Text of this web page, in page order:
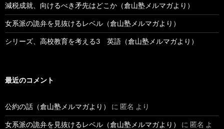
減税成就、向けるべき矛先はどこか（倉山塾メルマガより）
女系派の詭弁を見抜けるレベル（倉山塾メルマガより）
シリーズ、高校教育を考える3 英語（倉山塾メルマガより）
最近のコメント
公約の話（倉山塾メルマガより） に 匿名 より
女系派の詭弁を見抜けるレベル（倉山塾メルマガより） に 匿名 よ